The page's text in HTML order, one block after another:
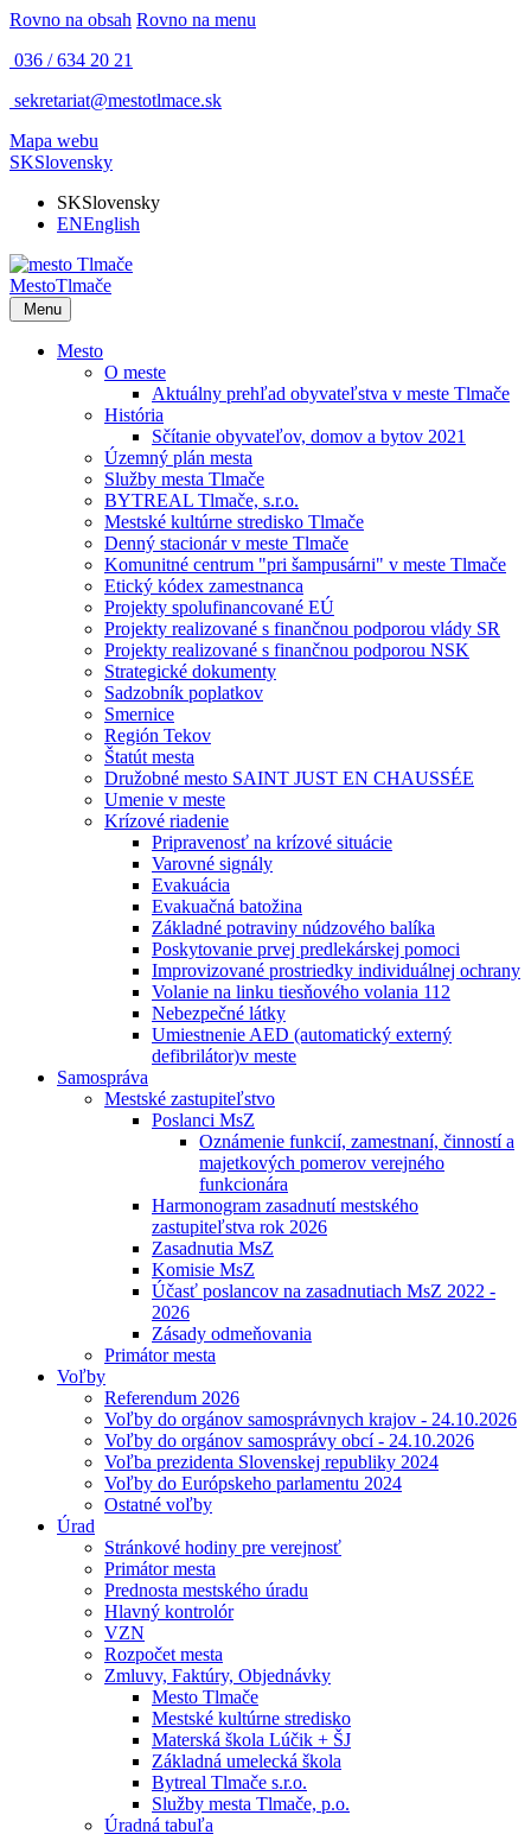
Rovno na obsah Rovno na menu
036 / 634 20 21
sekretariat@mestotlmace.sk
Mapa webu
SKSlovensky
SKSlovensky
ENEnglish
MestoTlmače
Menu
Mesto
O meste
Aktuálny prehľad obyvateľstva v meste Tlmače
História
Sčítanie obyvateľov, domov a bytov 2021
Územný plán mesta
Služby mesta Tlmače
BYTREAL Tlmače, s.r.o.
Mestské kultúrne stredisko Tlmače
Denný stacionár v meste Tlmače
Komunitné centrum "pri šampusárni" v meste Tlmače
Etický kódex zamestnanca
Projekty spolufinancované EÚ
Projekty realizované s finančnou podporou vlády SR
Projekty realizované s finančnou podporou NSK
Strategické dokumenty
Sadzobník poplatkov
Smernice
Región Tekov
Štatút mesta
Družobné mesto SAINT JUST EN CHAUSSÉE
Umenie v meste
Krízové riadenie
Pripravenosť na krízové situácie
Varovné signály
Evakuácia
Evakuačná batožina
Základné potraviny núdzového balíka
Poskytovanie prvej predlekárskej pomoci
Improvizované prostriedky individuálnej ochrany
Volanie na linku tiesňového volania 112
Nebezpečné látky
Umiestnenie AED (automatický externý
defibrilátor)v meste
Samospráva
Mestské zastupiteľstvo
Poslanci MsZ
Oznámenie funkcií, zamestnaní, činností a
majetkových pomerov verejného
funkcionára
Harmonogram zasadnutí mestského
zastupiteľstva rok 2026
Zasadnutia MsZ
Komisie MsZ
Účasť poslancov na zasadnutiach MsZ 2022 -
2026
Zásady odmeňovania
Primátor mesta
Voľby
Referendum 2026
Voľby do orgánov samosprávnych krajov - 24.10.2026
Voľby do orgánov samosprávy obcí - 24.10.2026
Voľba prezidenta Slovenskej republiky 2024
Voľby do Európskeho parlamentu 2024
Ostatné voľby
Úrad
Stránkové hodiny pre verejnosť
Primátor mesta
Prednosta mestského úradu
Hlavný kontrolór
VZN
Rozpočet mesta
Zmluvy, Faktúry, Objednávky
Mesto Tlmače
Mestské kultúrne stredisko
Materská škola Lúčik + ŠJ
Základná umelecká škola
Bytreal Tlmače s.r.o.
Služby mesta Tlmače, p.o.
Úradná tabuľa